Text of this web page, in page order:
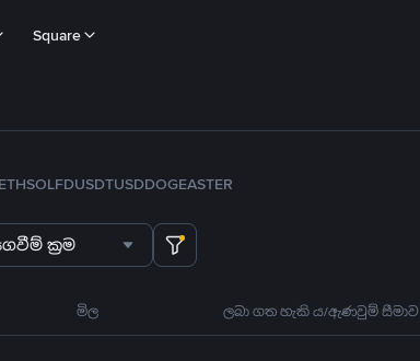
Square
ETHSOLFDUSDTUSDDOGEASTER
ක්‍රම
මිල ලබා ගත හැකි ය/ඇණවුම් සීමාව